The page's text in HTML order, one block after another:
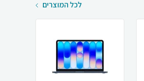
לכל המוצרים